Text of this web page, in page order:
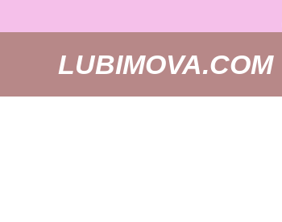
LUBIMOVA.COM